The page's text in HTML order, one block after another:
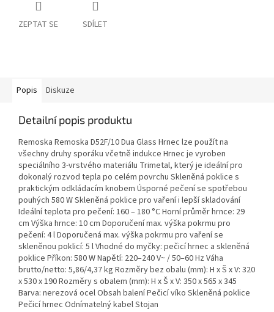
ZEPTAT SE SDÍLET
Popis Diskuze
Detailní popis produktu
Remoska Remoska D52F/10 Dua Glass Hrnec lze použít na
všechny druhy sporáku včetně indukce Hrnec je vyroben
speciálního 3-vrstvého materiálu Trimetal, který je ideální pro
dokonalý rozvod tepla po celém povrchu Skleněná poklice s
praktickým odkládacím knobem Úsporné pečení se spotřebou
pouhých 580 W Skleněná poklice pro vaření i lepší skladování
Ideální teplota pro pečení: 160 – 180 °C Horní průměr hrnce: 29
cm Výška hrnce: 10 cm Doporučení max. výška pokrmu pro
pečení: 4 l Doporučená max. výška pokrmu pro vaření se
skleněnou poklicí: 5 l Vhodné do myčky: pečicí hrnec a skleněná
poklice Příkon: 580 W Napětí: 220–240 V~ / 50–60 Hz Váha
brutto/netto: 5,86/4,37 kg Rozměry bez obalu (mm): H x Š x V: 320
x 530 x 190 Rozměry s obalem (mm): H x Š x V: 350 x 565 x 345
Barva: nerezová ocel Obsah balení Pečicí víko Skleněná poklice
Pečicí hrnec Odnímatelný kabel Stojan